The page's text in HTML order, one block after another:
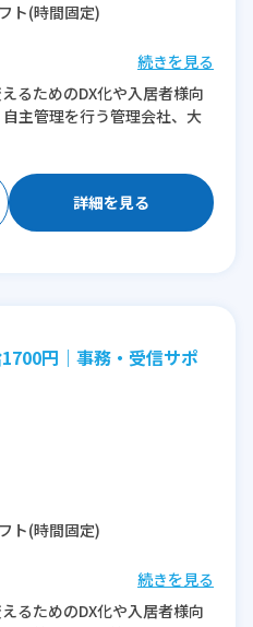
ト(時間固定)
続きを見る
るためのDX化や入居者様向
主管理を行う管理会社、大
詳細を見る
円｜事務・受信サポ
ト(時間固定)
続きを見る
るためのDX化や入居者様向